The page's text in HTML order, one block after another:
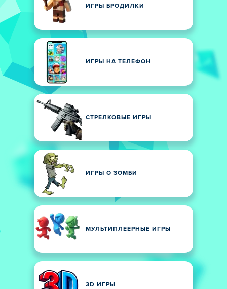
ИГРЫ БРОДИЛКИ
ИГРЫ НА ТЕЛЕФОН
СТРЕЛКОВЫЕ ИГРЫ
ИГРЫ О ЗОМБИ
МУЛЬТИПЛЕЕРНЫЕ ИГРЫ
3D ИГРЫ